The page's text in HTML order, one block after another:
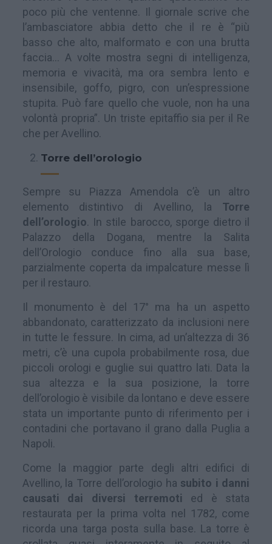
poco più che ventenne. Il giornale scrive che
l’ambasciatore abbia detto che il re è “più
basso che alto, malformato e con una brutta
faccia… A volte mostra segni di intelligenza,
memoria e vivacità, ma ora sembra lento e
insensibile, goffo, pigro, con un’espressione
stupita. Può fare quello che vuole, non ha una
volontà propria”. Un triste epitaffio sia per il Re
che per Avellino.
Torre dell’orologio
Sempre su Piazza Amendola c’è un altro
elemento distintivo di Avellino, la Torre
dell’orologio. In stile barocco, sporge dietro il
Palazzo della Dogana, mentre la Salita
dell’Orologio conduce fino alla sua base,
parzialmente coperta da impalcature messe lì
per il restauro.
Il monumento è del 17° ma ha un aspetto
abbandonato, caratterizzato da inclusioni nere
in tutte le fessure. In cima, ad un’altezza di 36
metri, c’è una cupola probabilmente rosa, due
piccoli orologi e guglie sui quattro lati. Data la
sua altezza e la sua posizione, la torre
dell’orologio è visibile da lontano e deve essere
stata un importante punto di riferimento per i
contadini che portavano il grano dalla Puglia a
Napoli.
Come la maggior parte degli altri edifici di
Avellino, la Torre dell’orologio ha subito i danni
causati dai diversi terremoti ed è stata
restaurata per la prima volta nel 1782, come
ricorda una targa posta sulla base. La torre è